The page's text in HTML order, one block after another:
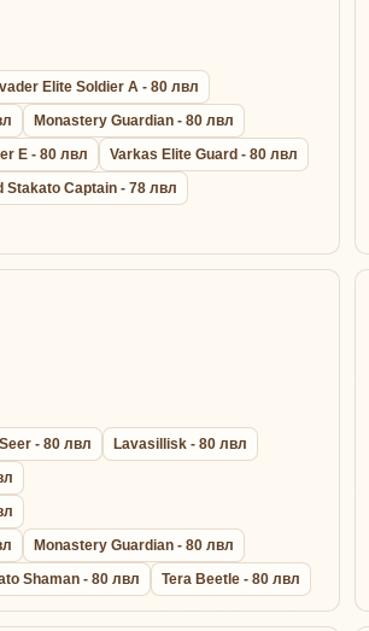
Elite Soldier A - 80 лвл
Monastery Guardian - 80 лвл
E - 80 лвл
Varkas Elite Guard - 80 лвл
Stakato Captain - 78 лвл
- 80 лвл
Lavasillisk - 80 лвл
Monastery Guardian - 80 лвл
Shaman - 80 лвл Tera Beetle - 80 лвл